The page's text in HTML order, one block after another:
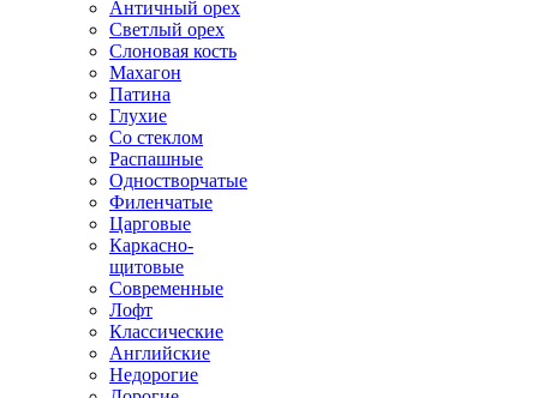
Античный орех
Светлый орех
Слоновая кость
Махагон
Патина
Глухие
Со стеклом
Распашные
Одностворчатые
Филенчатые
Царговые
Каркасно-
щитовые
Современные
Лофт
Классические
Английские
Недорогие